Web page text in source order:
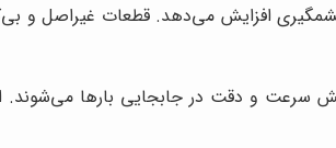
افزایش می‌دهد. قطعات غیراصل و
سرعت و دقت در جابجایی بارها